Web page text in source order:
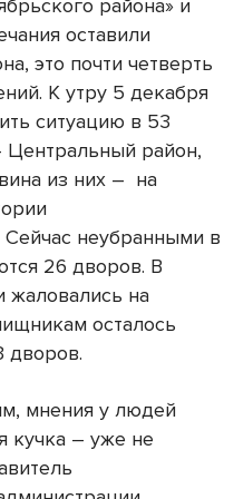
района» и
оставили
это почти четверть
К утру 5 декабря
ситуацию в 53
район,
из них – на
неубранными в
26 дворов. В
на
осталось
дворов.
мнения у людей
кучка – уже не